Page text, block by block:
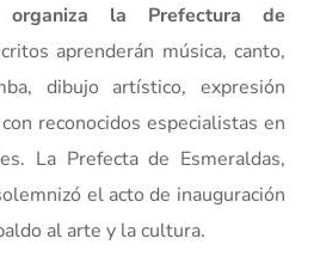
organiza la Prefectura de
aprenderán música, canto,
dibujo artístico, expresión
reconocidos especialistas en
La Prefecta de Esmeraldas,
el acto de inauguración
al arte y la cultura.